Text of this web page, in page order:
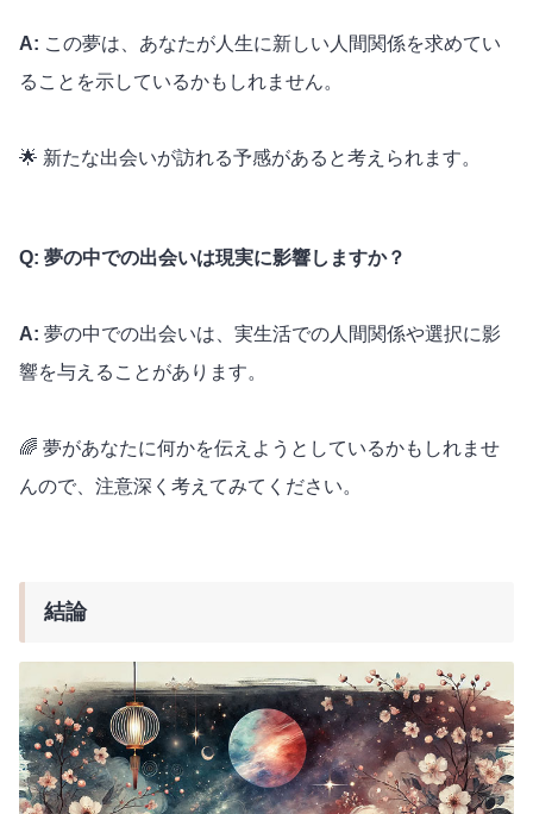
A: この夢は、あなたが人生に新しい人間関係を求めてい
ることを示しているかもしれません。
🌟 新たな出会いが訪れる予感があると考えられます。
Q: 夢の中での出会いは現実に影響しますか？
A: 夢の中での出会いは、実生活での人間関係や選択に影
響を与えることがあります。
🌈 夢があなたに何かを伝えようとしているかもしれませ
んので、注意深く考えてみてください。
結論